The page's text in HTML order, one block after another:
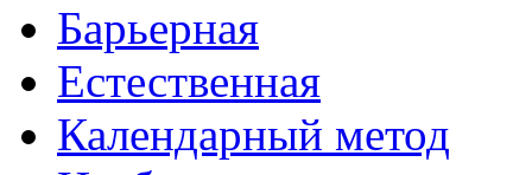
Барьерная
Естественная
Календарный метод